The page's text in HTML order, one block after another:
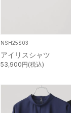
NSH25S03
アイリスシャツ
53,900円(税込)